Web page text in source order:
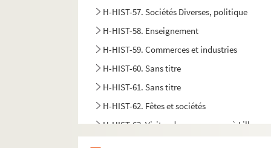
H-HIST-57. Sociétés Diverses, politique
H-HIST-58. Enseignement
H-HIST-59. Commerces et industries
H-HIST-60. Sans titre
H-HIST-61. Sans titre
H-HIST-62. Fêtes et sociétés
H-HIST-63. Visites de personnages à Lille